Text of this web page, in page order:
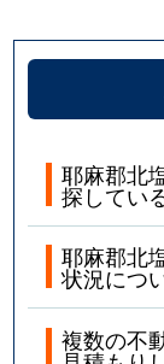
耶麻郡北
探してい
耶麻郡北
状況につ
複数の不